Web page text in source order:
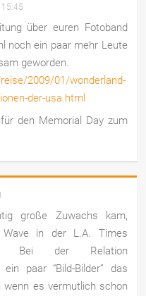
15:45
über euren Fotoband
noch ein paar mehr Leute
geworden.
2009/01/wonderland-
der-usa.html
den Memorial Day zum
große Zuwachs kam,
in der L.A. Times
Bei der Relation
ein paar “Bild-Bilder” das
es vermutlich schon